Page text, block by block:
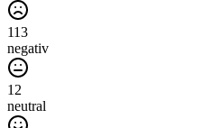
113
negativ
12
neutral